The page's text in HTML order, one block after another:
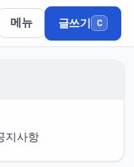
메뉴 글쓰기 C
지사항